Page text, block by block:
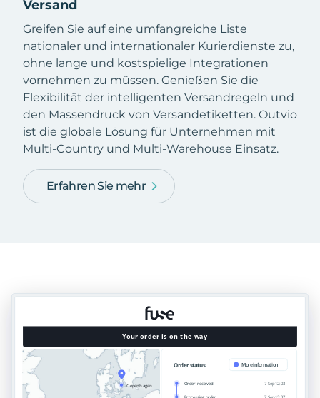
Versand
Greifen Sie auf eine umfangreiche Liste
nationaler und internationaler Kurierdienste zu,
ohne lange und kostspielige Integrationen
vornehmen zu müssen. Genießen Sie die
Flexibilität der intelligenten Versandregeln und
den Massendruck von Versandetiketten. Outvio
ist die globale Lösung für Unternehmen mit
Multi-Country und Multi-Warehouse Einsatz.
Erfahren Sie mehr